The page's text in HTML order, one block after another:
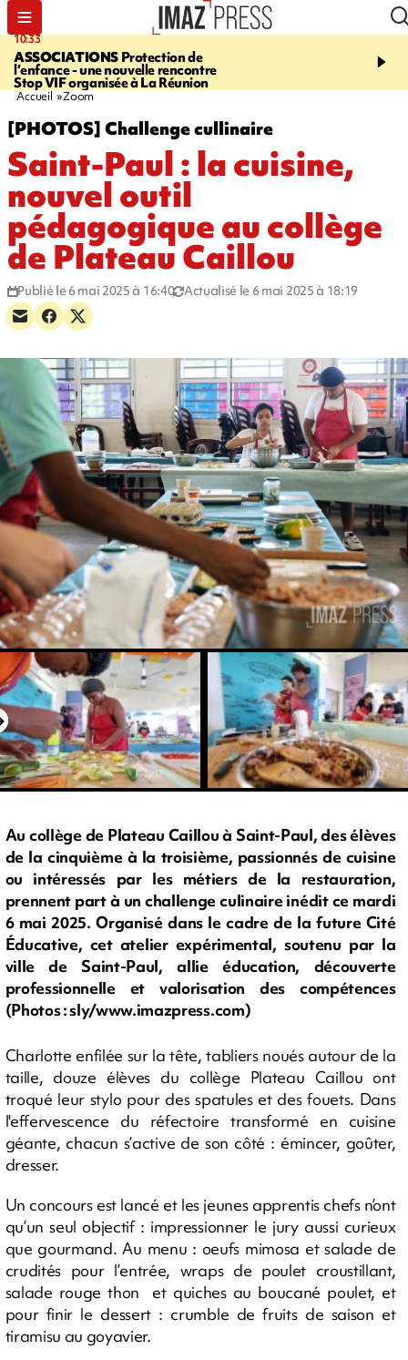
10:33
ASSOCIATIONSProtection de
l’enfance - une nouvelle rencontre
Stop VIF organisée à La Réunion
15:03
Vaste feu
l'ouest du pays, 20.000
Accueil Zoom
[PHOTOS] Challenge cullinaire
Saint-Paul : la cuisine,
nouvel outil
pédagogique au collège
de Plateau Caillou
Publié le 6 mai 2025 à 16:40 Actualisé le 6 mai 2025 à 18:19
Au collège de Plateau Caillou à Saint-Paul, des élèves
de la cinquième à la troisième, passionnés de cuisine
ou intéressés par les métiers de la restauration,
prennent part à un challenge culinaire inédit ce mardi
6 mai 2025. Organisé dans le cadre de la future Cité
Éducative, cet atelier expérimental, soutenu par la
ville de Saint-Paul, allie éducation, découverte
professionnelle et valorisation des compétences
(Photos : sly/www.imazpress.com)
Charlotte enfilée sur la tête, tabliers noués autour de la
taille, douze élèves du collège Plateau Caillou ont
troqué leur stylo pour des spatules et des fouets. Dans
l'effervescence du réfectoire transformé en cuisine
géante, chacun s’active de son côté : émincer, goûter,
dresser.
Un concours est lancé et les jeunes apprentis chefs n’ont
qu’un seul objectif : impressionner le jury aussi curieux
que gourmand. Au menu : oeufs mimosa et salade de
crudités pour l’entrée, wraps de poulet croustillant,
salade rouge thon et quiches au boucané poulet, et
pour finir le dessert : crumble de fruits de saison et
tiramisu au goyavier.